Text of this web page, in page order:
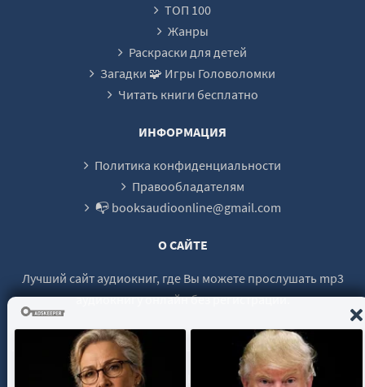
ТОП 100
Жанры
Раскраски для детей
Загадки 🧩 Игры Головоломки
Читать книги бесплатно
ИНФОРМАЦИЯ
Политика конфиденциальности
Правообладателям
📭 booksaudioonline@gmail.com
О САЙТЕ
Лучший сайт аудиокниг, где Вы можете прослушать mp3
аудиокнигу онлайн без регистрации.
© 2021 - 2026 booksaudio-online.com Все права защищены.